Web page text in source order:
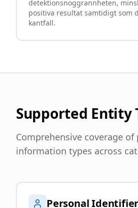
detektionsnoggrannheten,
positiva resultat samtidigt som
kantfall.
Supported Entity
Comprehensive coverage of
information types across
Personal